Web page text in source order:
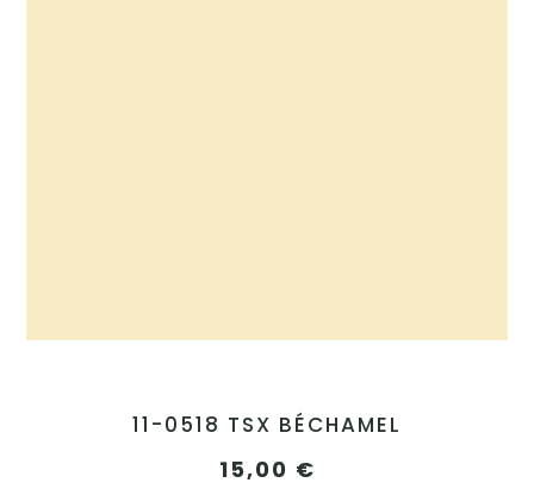
11-0518 TSX BÉCHAMEL
15,00 €